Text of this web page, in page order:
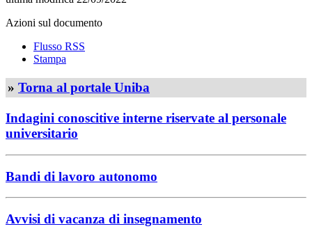
Azioni sul documento
Flusso RSS
Stampa
» Torna al portale Uniba
Indagini conoscitive interne riservate al personale
universitario
Bandi di lavoro autonomo
Avvisi di vacanza di insegnamento